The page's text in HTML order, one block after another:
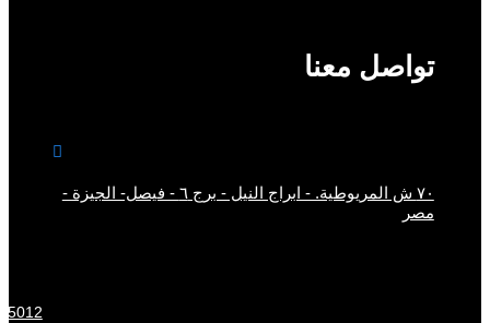
تواصل معنا

٧٠ ش المريوطية. - ابراج النيل - برج ٦ - فيصل- الجيزة -
مصر